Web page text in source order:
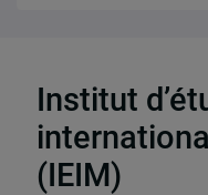
27 résultats
Institut
(IEIM)